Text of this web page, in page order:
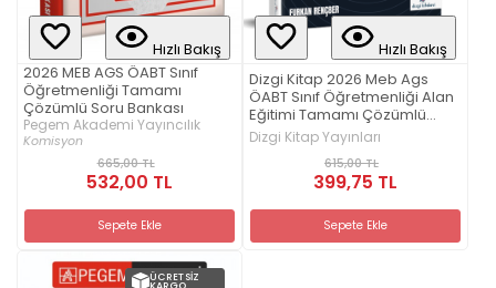
Hızlı Bakış
2026 MEB AGS ÖABT Sınıf
Öğretmenliği Tamamı
Çözümlü Soru Bankası
Pegem Akademi Yayıncılık
Komisyon
665,00 TL
532,00 TL
Sepete Ekle
Hızlı Bakış
Dizgi Kitap 2026 Meb Ags
ÖABT Sınıf Öğretmenliği Alan
Eğitimi Tamamı Çözümlü
Soru Bankası Furkan Rençber
Dizgi Kitap Yayınları
615,00 TL
399,75 TL
Sepete Ekle
ÜCRETSIZ